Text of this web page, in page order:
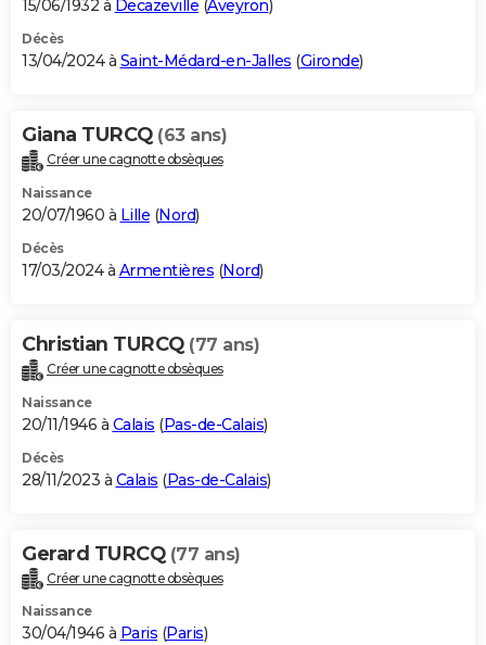
S'inscrire
Se connecter
Lycées
Collèges
Primaires
Universités
Entreprises
Service militaire
Avis de recherche
AVIS DE DÉCÈS
Bricolage
Lifestyle
Culture
Sport
Auto
Television
Voyage
Cinema
15/06/1932 à Decazeville (Aveyron)
Décès
13/04/2024 à Saint-Médard-en-Jalles (Gironde)
Giana TURCQ (63 ans)
Créer une cagnotte obsèques
Naissance
20/07/1960 à Lille (Nord)
Décès
17/03/2024 à Armentières (Nord)
Christian TURCQ (77 ans)
Créer une cagnotte obsèques
Naissance
20/11/1946 à Calais (Pas-de-Calais)
Décès
28/11/2023 à Calais (Pas-de-Calais)
Gerard TURCQ (77 ans)
Créer une cagnotte obsèques
Naissance
30/04/1946 à Paris (Paris)